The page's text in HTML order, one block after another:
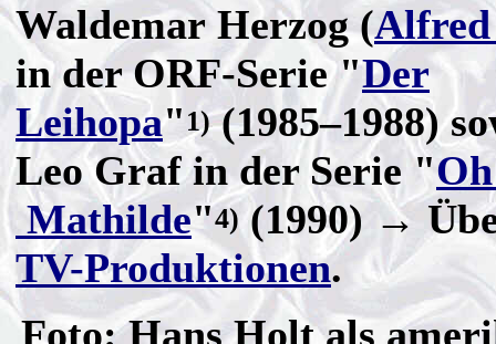
Waldemar Herzog (
in der ORF-Serie "Der
Leihopa" 1)(1985–1988)
Leo Graf in der Serie "
Mathilde"4) (1990) →
TV-Produktionen.
Foto: Hans Holt als